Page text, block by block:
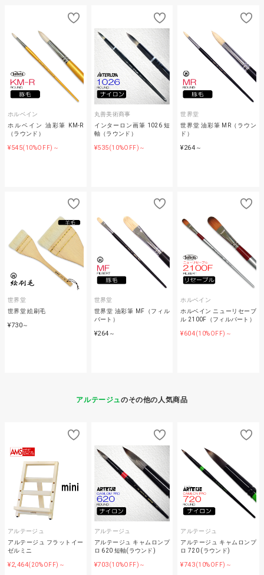
ホルベイン
ホルベイン 油彩筆 KM-R
（ラウンド）
¥545(10%OFF)～
丸善美術商事
インターロン画筆 1026 短
軸（ラウンド）
¥535(10%OFF)～
世界堂
世界堂 油彩筆 MR（ラウン
ド）
¥264 ～
世界堂
世界堂 絵刷毛
¥730～
世界堂
世界堂 油彩筆 MF（フィル
バート）
¥264 ～
ホルベイン
ホルベイン ニューリセーブ
ル 2100F（フィルバート）
¥604(10%OFF)～
アルテージュのその他の人気商品
アルテージュ
アルテージュ フラットイー
ゼルミニ
¥2,464(20%OFF)～
アルテージュ
アルテージュ キャムロンプ
ロ 620 短軸(ラウンド)
¥703(10%OFF)～
アルテージュ
アルテージュ キャムロンプ
ロ 720 (ラウンド)
¥743(10%OFF)～